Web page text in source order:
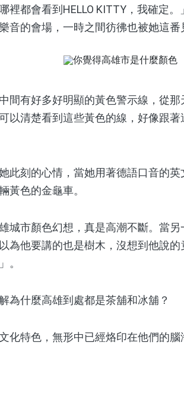
都會看到HELLO KITTY，我確定。
音的會場，一時之間彷彿也被她這番
有好多好明顯的黃色警示線，從那
以清楚看到這些黃色的線，好像跟
刻的心情，當她用著德語口音的英
黃色的金龜車。
市顏色幻想，真是高潮不斷。當另
為他要講的也是樹木，沒想到他說
。
什麼高雄到處都是茶舖和冰舖？
特色，無形中已經烙印在他們的腦